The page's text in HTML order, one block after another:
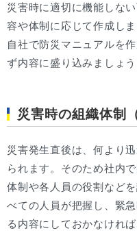
災害時に適切に機能しな
容や体制に応じて作成しま
自社で防災マニュアルを
ず内容に盛り込みましょう
災害時の組織体制
災害発生直後は、何より
られます。そのため社内
体制や各人員の役割など
べての人員が把握し、緊
る内容にしておかなければ